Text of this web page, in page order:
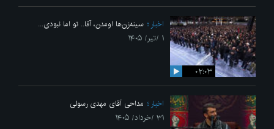
۰۲:۰۳
اخبار
سینه‌زن‌ها اومدن،‌ آقا.. تو اما نبودی...
۱ /تیر/ ۱۴۰۵
اخبار
مداحی آقای مهدی رسولی
۳۱ /خرداد/ ۱۴۰۵